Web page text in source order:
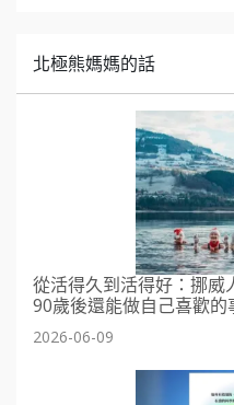
北極熊媽媽的話
從活得久到活得好：挪威
90歲後還能做自己喜歡的
2026-06-09